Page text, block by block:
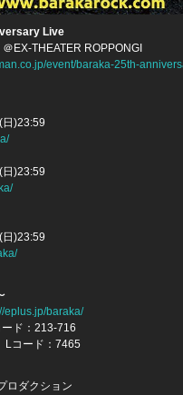
Live
EX-THEATER ROPPONGI
event/baraka-25th-
)23:59
)23:59
)23:59
eplus.jp/baraka/
ド：213-716
コード：7465
ロダクション